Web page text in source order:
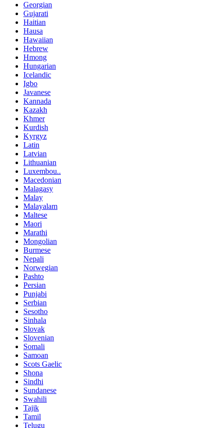
Georgian
Gujarati
Haitian
Hausa
Hawaiian
Hebrew
Hmong
Hungarian
Icelandic
Igbo
Javanese
Kannada
Kazakh
Khmer
Kurdish
Kyrgyz
Latin
Latvian
Lithuanian
Luxembou..
Macedonian
Malagasy
Malay
Malayalam
Maltese
Maori
Marathi
Mongolian
Burmese
Nepali
Norwegian
Pashto
Persian
Punjabi
Serbian
Sesotho
Sinhala
Slovak
Slovenian
Somali
Samoan
Scots Gaelic
Shona
Sindhi
Sundanese
Swahili
Tajik
Tamil
Telugu